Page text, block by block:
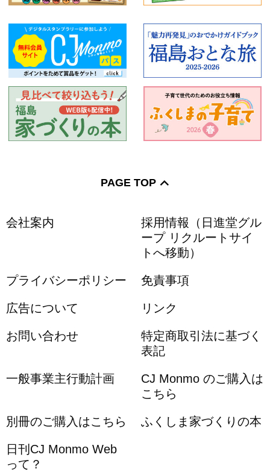
PAGE TOP
会社案内
採用情報（日進堂グル
ープ リクルートサイ
トへ移動）
プライバシーポリシー 免責事項
広告について リンク
お問い合わせ
特定商取引法に基づく
表記
一般事業主行動計画
CJ Monmo のご購入は
こちら
別冊のご購入はこちら ふくしま家づくりの本
日刊CJ Monmo Web
って？